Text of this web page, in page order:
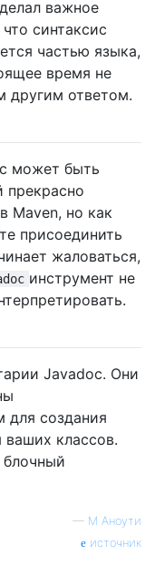
важное
синтаксис
частью языка,
время не
другим ответом.
может быть
прекрасно
Maven, но как
присоединить
жаловаться,
инструмент не
Javadoc. Они
для создания
ваших классов.
— М Аноути
источник